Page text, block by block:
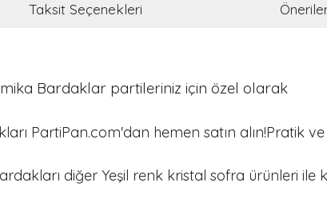
Taksit Seçenekleri
Bardaklar partileriniz için özel olarak
PartiPan.com'dan hemen satın alın!Pratik
diğer Yeşil renk kristal sofra ürünleri ile